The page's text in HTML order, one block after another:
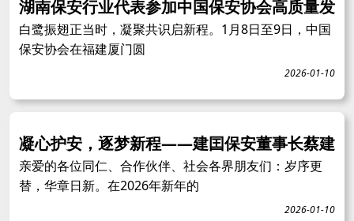
湖南保安行业代表参加中国保安协会高质量发
白鹭振翅正当时，凝聚共识启新程。1月8日至9日，中国
保安协会在福建厦门圆
2026-01-10
凝心护安，逐梦新程——建囯保安董事长蔡建
亲爱的各位同仁、合作伙伴、社会各界朋友们：岁序更
替，华章日新。在2026年新年的
2026-01-10